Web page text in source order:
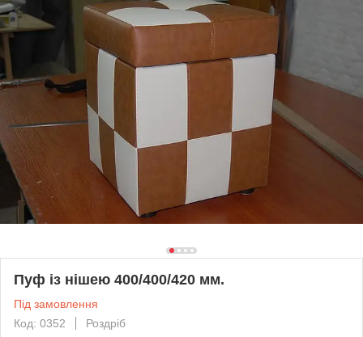
Пуф із нішею 400/400/420 мм.
Під замовлення
Код: 0352
Роздріб